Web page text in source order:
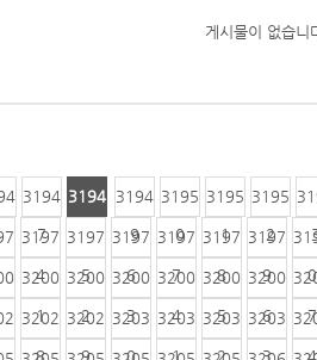
게시물이 없습니
3194
7
3194
8
3194
9
3195
0
3195
1
3195
2
3197
4
3197
5
3197
6
3197
7
3197
8
3197
9 0
3200
1
3200
2
3200
3
3200
4
3200
5
3200
6 7
3202
8
3202
9
3203
0
3203
1
3203
2
3203
3 4